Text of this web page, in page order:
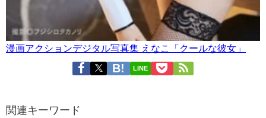
漫画アクションデジタル写真集 えなこ「クールな彼女」
LINE
関連キーワード